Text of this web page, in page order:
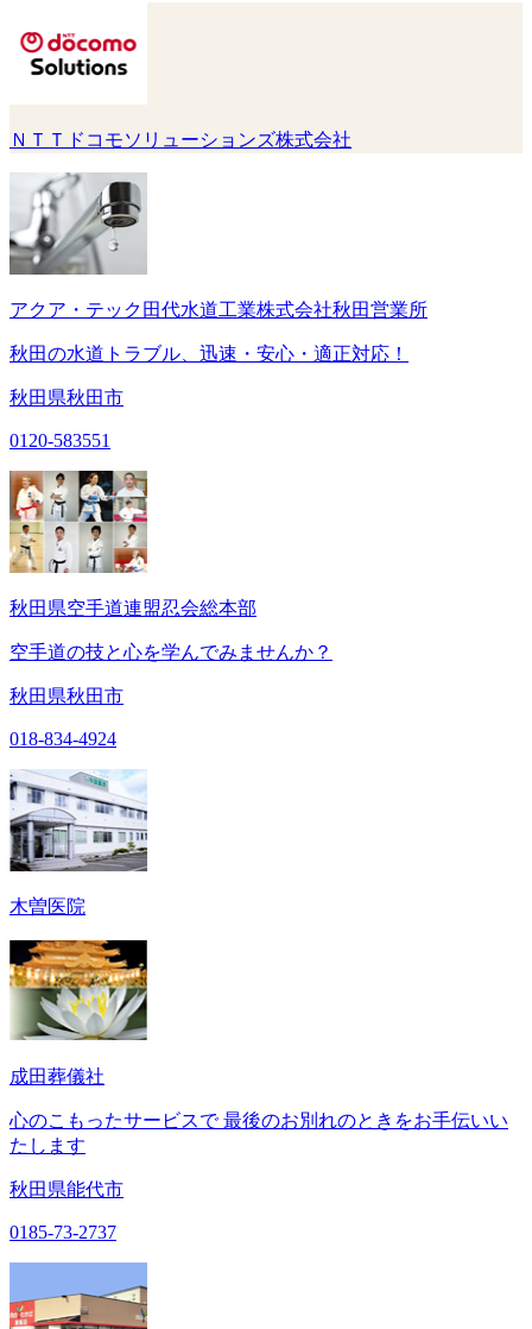
ＮＴＴドコモソリューションズ株式会社
アクア・テック田代水道工業株式会社秋田営業所
秋田の水道トラブル、迅速・安心・適正対応！
秋田県秋田市
0120-583551
秋田県空手道連盟忍会総本部
空手道の技と心を学んでみませんか？
秋田県秋田市
018-834-4924
木曽医院
成田葬儀社
心のこもったサービスで 最後のお別れのときをお手伝いい
たします
秋田県能代市
0185-73-2737